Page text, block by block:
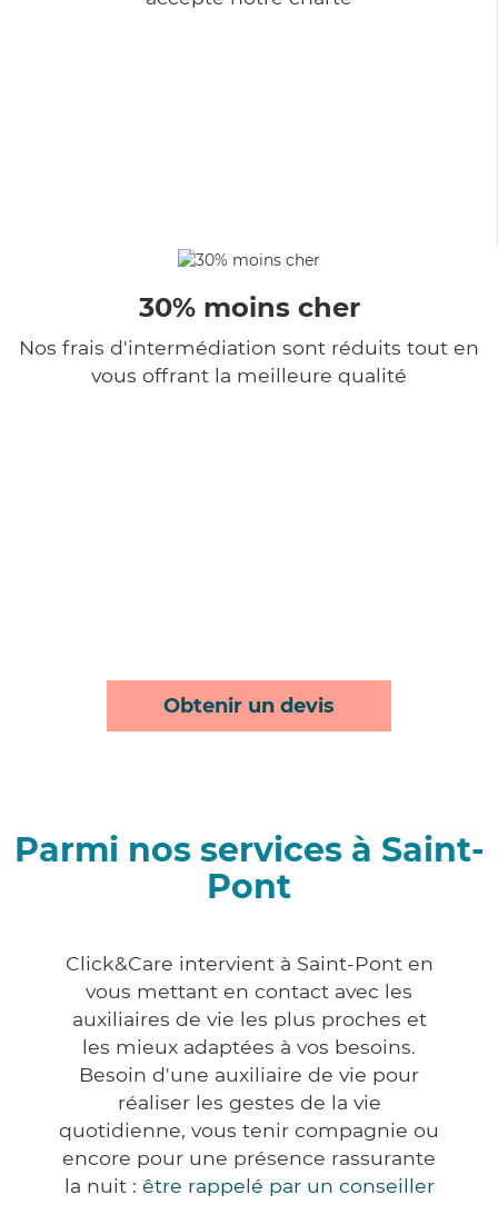
30% moins cher
Nos frais d'intermédiation sont réduits tout en
vous offrant la meilleure qualité
Obtenir un devis
Parmi nos services à Saint-
Pont
Click&Care intervient à Saint-Pont en
vous mettant en contact avec les
auxiliaires de vie les plus proches et
les mieux adaptées à vos besoins.
Besoin d'une auxiliaire de vie pour
réaliser les gestes de la vie
quotidienne, vous tenir compagnie ou
encore pour une présence rassurante
la nuit : être rappelé par un conseiller